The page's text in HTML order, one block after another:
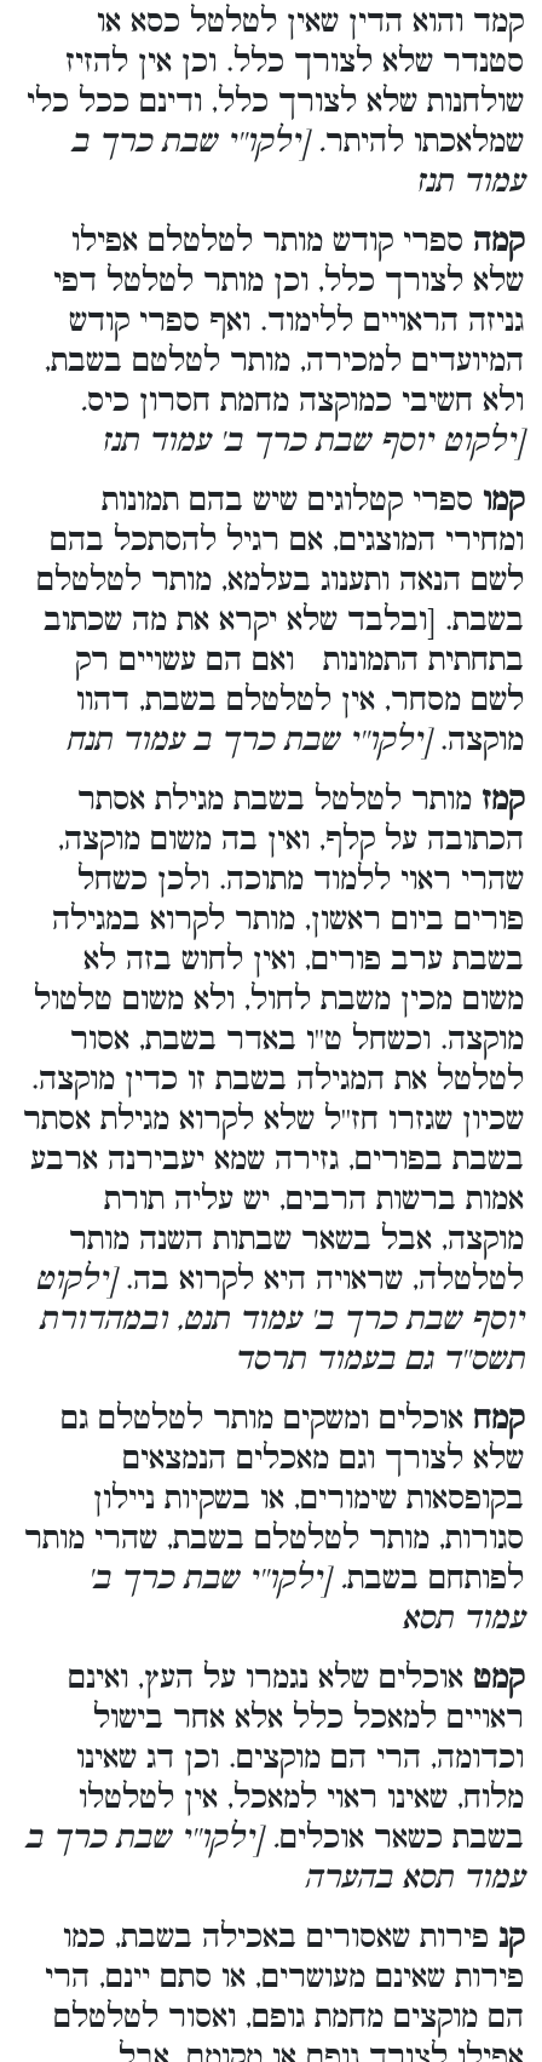
קמד והוא הדין שאין לטלטל כסא או
סטנדר שלא לצורך כלל. וכן אין להזיז
שולחנות שלא לצורך כלל, ודינם ככל כלי
שמלאכתו להיתר. [ילקו''י שבת כרך ב
עמוד תנז
קמה ספרי קודש מותר לטלטלם אפילו
שלא לצורך כלל, וכן מותר לטלטל דפי
גניזה הראויים ללימוד. ואף ספרי קודש
המיועדים למכירה, מותר לטלטם בשבת,
ולא חשיבי כמוקצה מחמת חסרון כיס.
[ילקוט יוסף שבת כרך ב' עמוד תנז
קמו ספרי קטלוגים שיש בהם תמונות
ומחירי המוצגים, אם רגיל להסתכל בהם
לשם הנאה ותענוג בעלמא, מותר לטלטלם
בשבת. [ובלבד שלא יקרא את מה שכתוב
בתחתית התמונות ואם הם עשויים רק
לשם מסחר, אין לטלטלם בשבת, דהוו
מוקצה.[ילקו''י שבת כרך ב עמוד תנח
קמז מותר לטלטל בשבת מגילת אסתר
הכתובה על קלף, ואין בה משום מוקצה,
שהרי ראוי ללמוד מתוכה. ולכן כשחל
פורים ביום ראשון, מותר לקרוא במגילה
בשבת ערב פורים, ואין לחוש בזה לא
משום מכין משבת לחול, ולא משום טלטול
מוקצה. וכשחל ט''ו באדר בשבת, אסור
לטלטל את המגילה בשבת זו כדין מוקצה.
שכיון שגזרו חז''ל שלא לקרוא מגילת אסתר
בשבת בפורים, גזירה שמא יעבירנה ארבע
אמות ברשות הרבים, יש עליה תורת
מוקצה, אבל בשאר שבתות השנה מותר
לטלטלה, שראויה היא לקרוא בה.[ילקוט
יוסף שבת כרך ב' עמוד תנט, ובמהדורת
תשס''ד גם בעמוד תרסד
קמח אוכלים ומשקים מותר לטלטלם גם
שלא לצורך וגם מאכלים הנמצאים
בקופסאות שימורים, או בשקיות ניילון
סגורות, מותר לטלטלם בשבת, שהרי מותר
לפותחם בשבת. [ילקו''י שבת כרך ב'
עמוד תסא
קמט אוכלים שלא נגמרו על העץ, ואינם
ראויים למאכל כלל אלא אחר בישול
וכדומה, הרי הם מוקצים. וכן דג שאינו
מלוח, שאינו ראוי למאכל, אין לטלטלו
בשבת כשאר אוכלים. [ילקו''י שבת כרך ב
עמוד תסא בהערה
קנ פירות שאסורים באכילה בשבת, כמו
פירות שאינם מעושרים, או סתם יינם, הרי
הם מוקצים מחמת גופם, ואסור לטלטלם